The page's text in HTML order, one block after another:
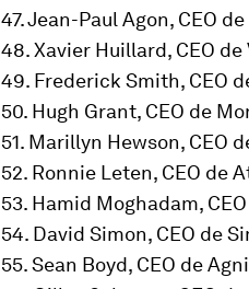
47. Jean-Paul Agon, CEO de
48. Xavier Huillard, CEO de
49. Frederick Smith, CEO
50. Hugh Grant, CEO de
51. Marillyn Hewson, CEO
52. Ronnie Leten, CEO de
53. Hamid Moghadam,
54. David Simon, CEO de
55. Sean Boyd, CEO de